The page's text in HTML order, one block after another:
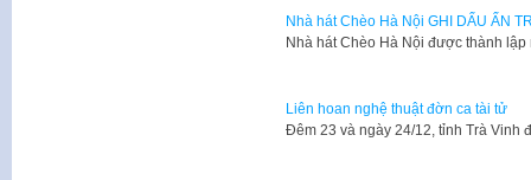
Nhà hát Chèo Hà Nội GHI DẤU ẤN
​Nhà hát Chèo Hà Nội được thành
Liên hoan nghệ thuật đờn ca tài tử
​Đêm 23 và ngày 24/12, tỉnh Trà